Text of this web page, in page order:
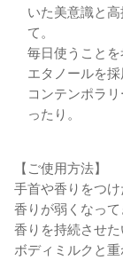
いた美意識と
て。
毎日使うこと
エタノールを採
コンテンポラ
ったり。
【ご使用方法】
手首や香りをつけ
香りが弱くなって
香りを持続させ
ボディミルクと重